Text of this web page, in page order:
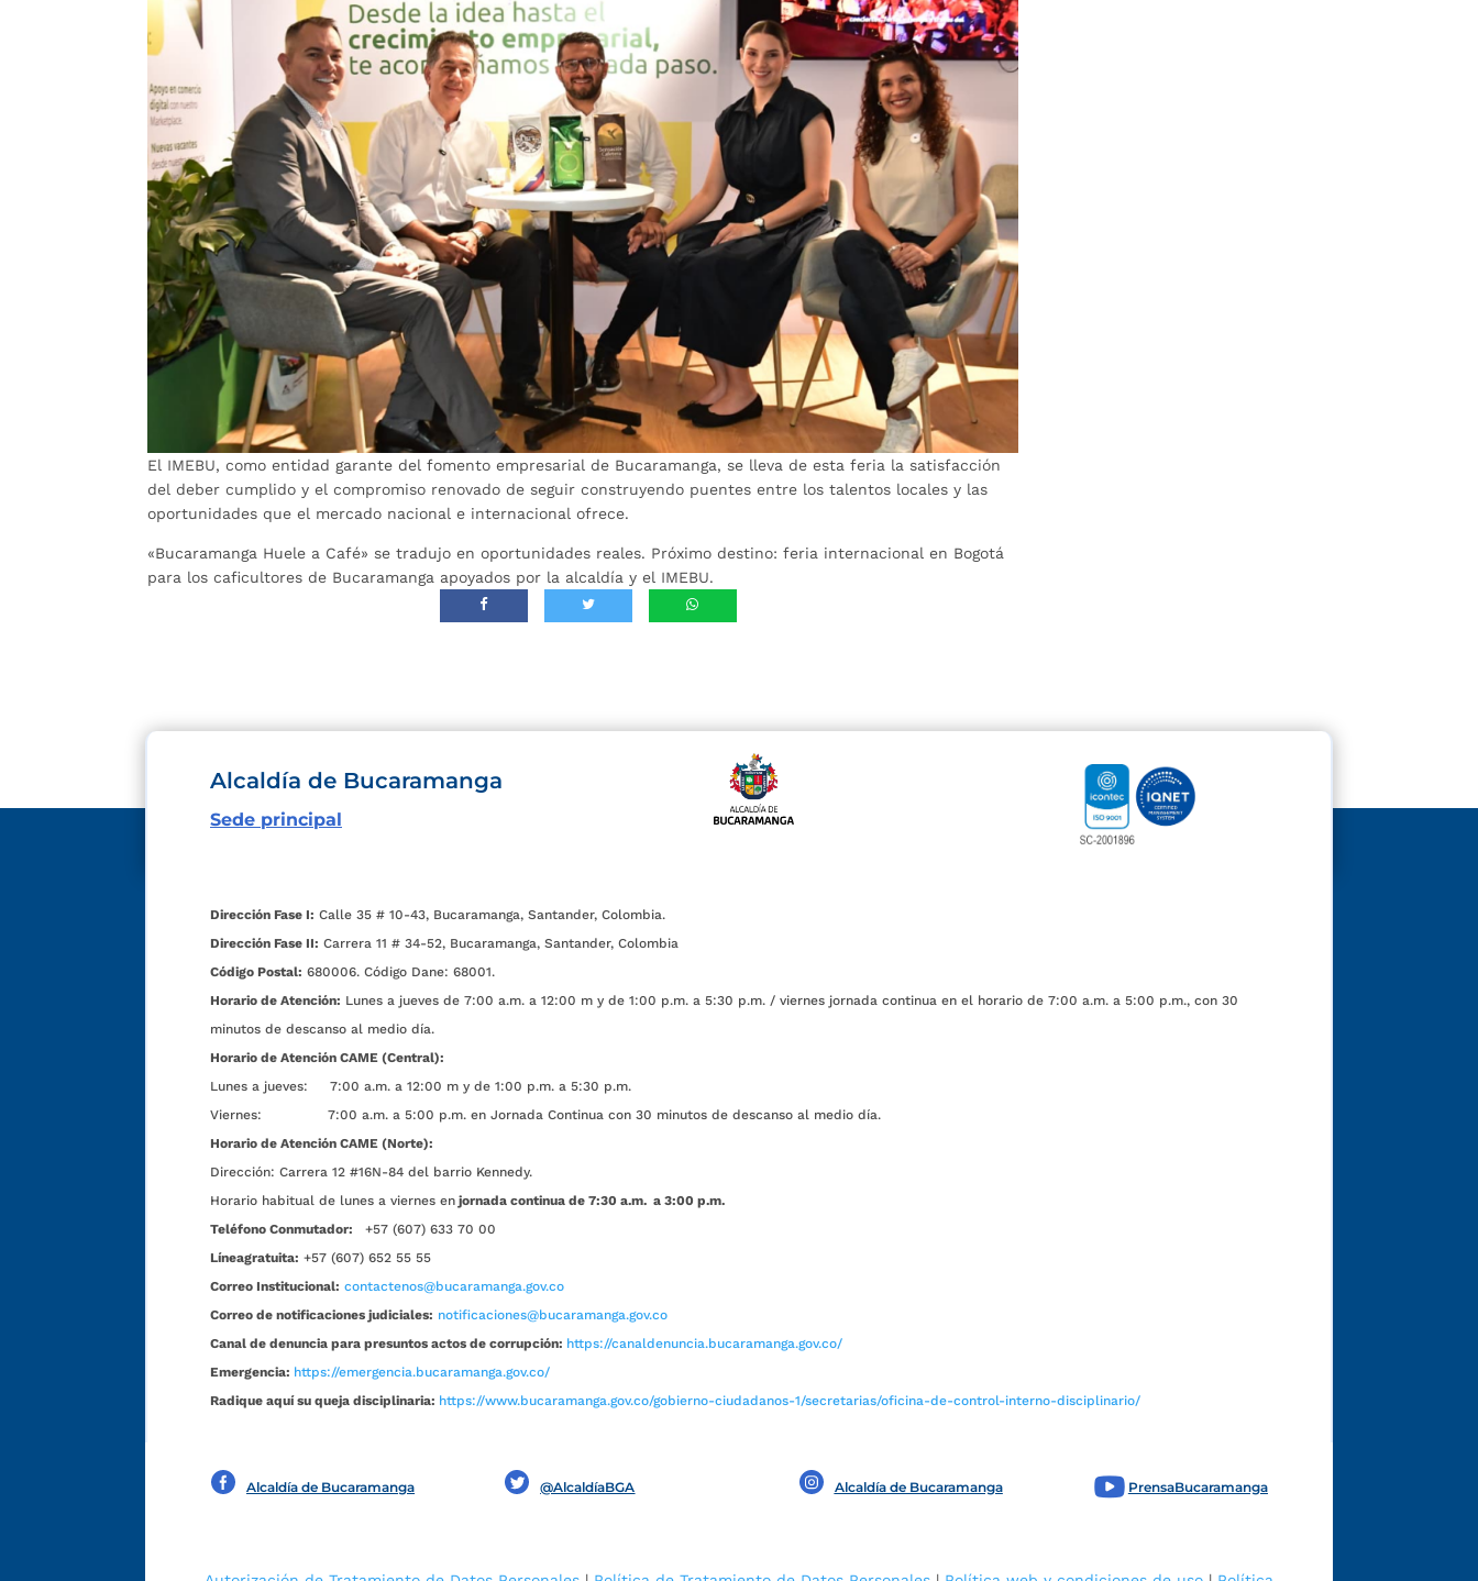
El IMEBU, como entidad garante del fomento empresarial de Bucaramanga, se lleva de esta feria la satisfacción
del deber cumplido y el compromiso renovado de seguir construyendo puentes entre los talentos locales y las
oportunidades que el mercado nacional e internacional ofrece.
«Bucaramanga Huele a Café» se tradujo en oportunidades reales. Próximo destino: feria internacional en Bogotá
para los caficultores de Bucaramanga apoyados por la alcaldía y el IMEBU.
Alcaldía de Bucaramanga
Sede principal
Dirección Fase I: Calle 35 # 10-43, Bucaramanga, Santander, Colombia.
Dirección Fase II: Carrera 11 # 34-52, Bucaramanga, Santander, Colombia
Código Postal: 680006. Código Dane: 68001.
Horario de Atención: Lunes a jueves de 7:00 a.m. a 12:00 m y de 1:00 p.m. a 5:30 p.m. / viernes jornada continua en el horario de 7:00 a.m. a 5:00 p.m., con 30
minutos de descanso al medio día.
Horario de Atención CAME (Central):
Lunes a jueves: 7:00 a.m. a 12:00 m y de 1:00 p.m. a 5:30 p.m.
Viernes: 7:00 a.m. a 5:00 p.m. en Jornada Continua con 30 minutos de descanso al medio día.
Horario de Atención CAME (Norte):
Dirección: Carrera 12 #16N-84 del barrio Kennedy.
Horario habitual de lunes a viernes en jornada continua de 7:30 a.m. a 3:00 p.m.
Teléfono Conmutador:
+57 (607) 633 70 00
Líneagratuita: +57 (607) 652 55 55
Correo Institucional: contactenos@bucaramanga.gov.co
Correo de notificaciones judiciales: notificaciones@bucaramanga.gov.co
Canal de denuncia para presuntos actos de corrupción: https://canaldenuncia.bucaramanga.gov.co/
Emergencia: https://emergencia.bucaramanga.gov.co/
Radique aquí su queja disciplinaria: https://www.bucaramanga.gov.co/gobierno-ciudadanos-1/secretarias/oficina-de-control-interno-disciplinario/
Alcaldía de Bucaramanga @AlcaldíaBGA Alcaldía de Bucaramanga PrensaBucaramanga